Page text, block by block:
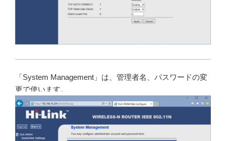
「System Management」は、管理者名、パスワードの変
更で使います。